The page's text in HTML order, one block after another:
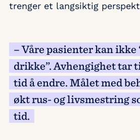
trenger et langsiktig
– Våre pasienter kan ikke
drikke”. Avhengighet tar
tid å endre. Målet med
økt rus- og livsmestring
tid.